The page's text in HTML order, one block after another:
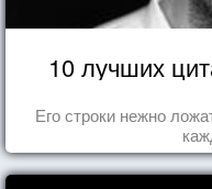
10 лучших
Его строки нежно